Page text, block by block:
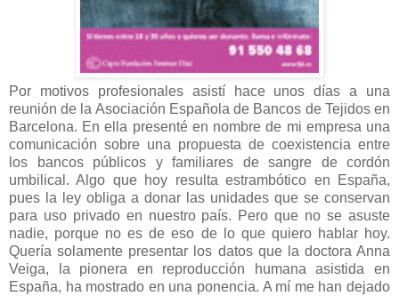
Por motivos profesionales asistí hace unos días a una
reunión de la Asociación Española de Bancos de Tejidos en
Barcelona. En ella presenté en nombre de mi empresa una
comunicación sobre una propuesta de coexistencia entre
los bancos públicos y familiares de sangre de cordón
umbilical. Algo que hoy resulta estrambótico en España,
pues la ley obliga a donar las unidades que se conservan
para uso privado en nuestro país. Pero que no se asuste
nadie, porque no es de eso de lo que quiero hablar hoy.
Quería solamente presentar los datos que la doctora Anna
Veiga, la pionera en reproducción humana asistida en
España, ha mostrado en una ponencia. A mí me han dejado